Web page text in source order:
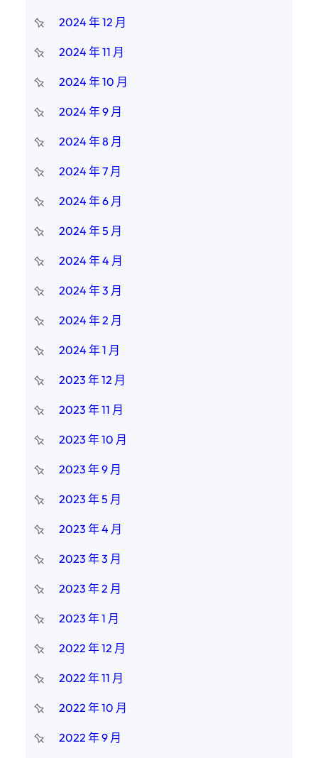
2024 年 12 月
2024 年 11 月
2024 年 10 月
2024 年 9 月
2024 年 8 月
2024 年 7 月
2024 年 6 月
2024 年 5 月
2024 年 4 月
2024 年 3 月
2024 年 2 月
2024 年 1 月
2023 年 12 月
2023 年 11 月
2023 年 10 月
2023 年 9 月
2023 年 5 月
2023 年 4 月
2023 年 3 月
2023 年 2 月
2023 年 1 月
2022 年 12 月
2022 年 11 月
2022 年 10 月
2022 年 9 月